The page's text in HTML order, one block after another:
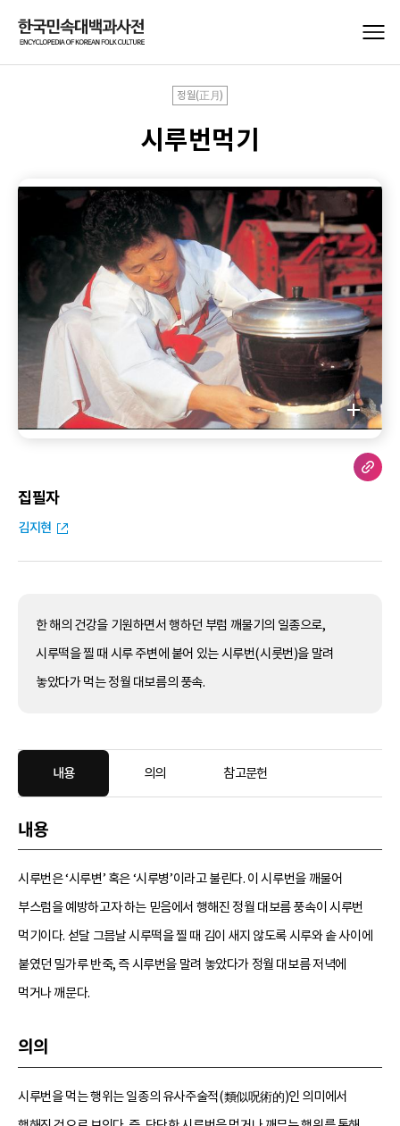
정월(正月)
시루번먹기
집필자
김지현
한 해의 건강을 기원하면서 행하던 부럼 깨물기의 일종으로,
시루떡을 찔 때 시루 주변에 붙어 있는 시루번(시룻번)을 말려
놓았다가 먹는 정월 대보름의 풍속.
내용 의의 참고문헌
내용
시루번은 ‘시루변’ 혹은 ‘시루병’이라고 불린다. 이 시루번을 깨물어
부스럼을 예방하고자 하는 믿음에서 행해진 정월 대보름 풍속이 시루번
먹기이다. 섣달 그믐날 시루떡을 찔 때 김이 새지 않도록 시루와 솥 사이에
붙였던 밀가루 반죽, 즉 시루번을 말려 놓았다가 정월 대보름 저녁에
먹거나 깨문다.
의의
시루번을 먹는 행위는 일종의 유사주술적(類似呪術的)인 의미에서